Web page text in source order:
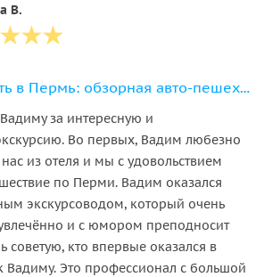
В.
Добро пожаловать в Пермь: обзорная авто-пешеходная экскурсия
за интересную и
Во первых, Вадим любезно
нас из отеля и мы с удовольствием
по Перми. Вадим оказался
экскурсоводом, который очень
и с юмором преподносит
кто впервые оказался в
Вадиму. Это профессионал с большой